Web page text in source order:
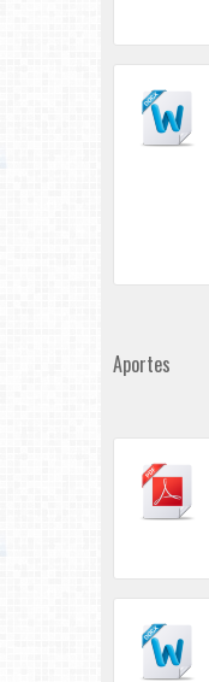
Aportes